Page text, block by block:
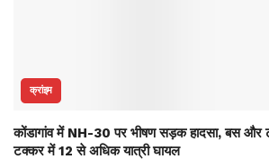
क्रांइम
कोंडागांव में NH-30 पर भीषण सड़क हादसा, बस
टक्कर में 12 से अधिक यात्री घायल